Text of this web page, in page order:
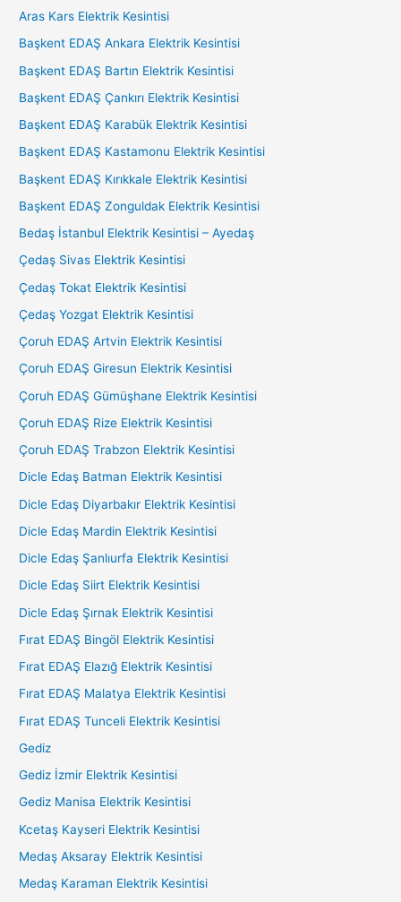
Aras Kars Elektrik Kesintisi
Başkent EDAŞ Ankara Elektrik Kesintisi
Başkent EDAŞ Bartın Elektrik Kesintisi
Başkent EDAŞ Çankırı Elektrik Kesintisi
Başkent EDAŞ Karabük Elektrik Kesintisi
Başkent EDAŞ Kastamonu Elektrik Kesintisi
Başkent EDAŞ Kırıkkale Elektrik Kesintisi
Başkent EDAŞ Zonguldak Elektrik Kesintisi
Bedaş İstanbul Elektrik Kesintisi – Ayedaş
Çedaş Sivas Elektrik Kesintisi
Çedaş Tokat Elektrik Kesintisi
Çedaş Yozgat Elektrik Kesintisi
Çoruh EDAŞ Artvin Elektrik Kesintisi
Çoruh EDAŞ Giresun Elektrik Kesintisi
Çoruh EDAŞ Gümüşhane Elektrik Kesintisi
Çoruh EDAŞ Rize Elektrik Kesintisi
Çoruh EDAŞ Trabzon Elektrik Kesintisi
Dicle Edaş Batman Elektrik Kesintisi
Dicle Edaş Diyarbakır Elektrik Kesintisi
Dicle Edaş Mardin Elektrik Kesintisi
Dicle Edaş Şanlıurfa Elektrik Kesintisi
Dicle Edaş Siirt Elektrik Kesintisi
Dicle Edaş Şırnak Elektrik Kesintisi
Fırat EDAŞ Bingöl Elektrik Kesintisi
Fırat EDAŞ Elazığ Elektrik Kesintisi
Fırat EDAŞ Malatya Elektrik Kesintisi
Fırat EDAŞ Tunceli Elektrik Kesintisi
Gediz
Gediz İzmir Elektrik Kesintisi
Gediz Manisa Elektrik Kesintisi
Kcetaş Kayseri Elektrik Kesintisi
Medaş Aksaray Elektrik Kesintisi
Medaş Karaman Elektrik Kesintisi